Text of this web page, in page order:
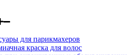
для парикмахеров
краска для волос